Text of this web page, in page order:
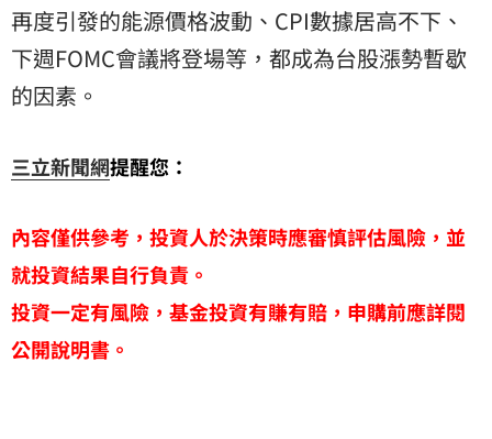
再度引發的能源價格波動、CPI數據居高不下、
下週FOMC會議將登場等，都成為台股漲勢暫歇
的因素。
三立新聞網提醒您：
內容僅供參考，投資人於決策時應審慎評估風險，並
就投資結果自行負責。
投資一定有風險，基金投資有賺有賠，申購前應詳閱
公開說明書。